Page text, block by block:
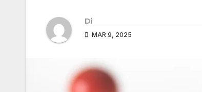
Di
MAR 9, 2025